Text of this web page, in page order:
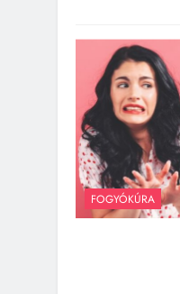
FOGYÓKÚRA